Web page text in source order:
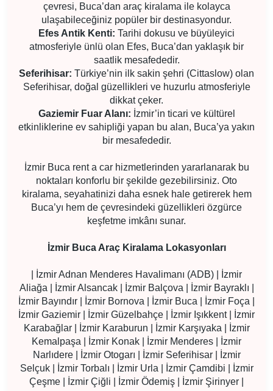
çevresi, Buca’dan araç kiralama ile kolayca
ulaşabileceğiniz popüler bir destinasyondur.
Efes Antik Kenti: Tarihi dokusu ve büyüleyici
atmosferiyle ünlü olan Efes, Buca’dan yaklaşık bir
saatlik mesafededir.
Seferihisar: Türkiye’nin ilk sakin şehri (Cittaslow) olan
Seferihisar, doğal güzellikleri ve huzurlu atmosferiyle
dikkat çeker.
Gaziemir Fuar Alanı: İzmir’in ticari ve kültürel
etkinliklerine ev sahipliği yapan bu alan, Buca’ya yakın
bir mesafededir.
İzmir Buca rent a car hizmetlerinden yararlanarak bu
noktaları konforlu bir şekilde gezebilirsiniz. Oto
kiralama, seyahatinizi daha esnek hale getirerek hem
Buca’yı hem de çevresindeki güzellikleri özgürce
keşfetme imkânı sunar.
İzmir Buca Araç Kiralama Lokasyonları
| İzmir Adnan Menderes Havalimanı (ADB) | İzmir
Aliağa | İzmir Alsancak | İzmir Balçova | İzmir Bayraklı |
İzmir Bayındır | İzmir Bornova | İzmir Buca | İzmir Foça |
İzmir Gaziemir | İzmir Güzelbahçe | İzmir Işıkkent | İzmir
Karabağlar | İzmir Karaburun | İzmir Karşıyaka | İzmir
Kemalpaşa | İzmir Konak | İzmir Menderes | İzmir
Narlıdere | İzmir Otogarı | İzmir Seferihisar | İzmir
Selçuk | İzmir Torbalı | İzmir Urla | İzmir Çamdibi | İzmir
Çeşme | İzmir Çiğli | İzmir Ödemiş | İzmir Şirinyer |